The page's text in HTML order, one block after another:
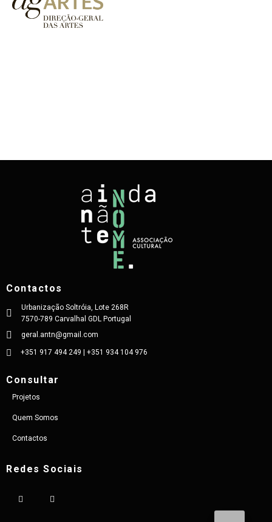
Contactos
Urbanização Soltróia, Lote 268R
7570-789 Carvalhal GDL Portugal
geral.antn@gmail.com
+351 917 494 249 | +351 934 104 976
Consultar
Projetos
Quem Somos
Contactos
Redes Sociais